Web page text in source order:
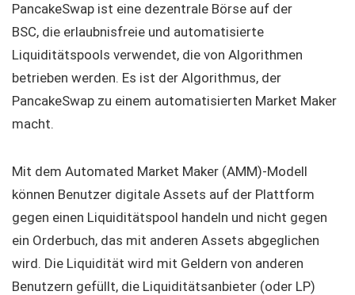
PancakeSwap ist eine dezentrale Börse auf der
BSC, die erlaubnisfreie und automatisierte
Liquiditätspools verwendet, die von Algorithmen
betrieben werden. Es ist der Algorithmus, der
PancakeSwap zu einem automatisierten Market Maker
macht.
Mit dem Automated Market Maker (AMM)-Modell
können Benutzer digitale Assets auf der Plattform
gegen einen Liquiditätspool handeln und nicht gegen
ein Orderbuch, das mit anderen Assets abgeglichen
wird. Die Liquidität wird mit Geldern von anderen
Benutzern gefüllt, die Liquiditätsanbieter (oder LP)